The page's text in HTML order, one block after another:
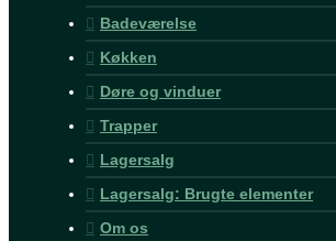
Badeværelse
Køkken
Døre og vinduer
Trapper
Lagersalg
Lagersalg: Brugte elementer
Om os